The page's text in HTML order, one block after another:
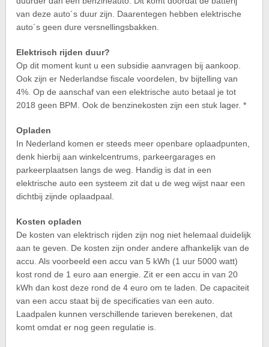
van deze auto´s duur zijn. Daarentegen hebben elektrische
auto´s geen dure versnellingsbakken.
Elektrisch rijden duur?
Op dit moment kunt u een subsidie aanvragen bij aankoop.
Ook zijn er Nederlandse fiscale voordelen, bv bijtelling van
4%. Op de aanschaf van een elektrische auto betaal je tot
2018 geen BPM. Ook de benzinekosten zijn een stuk lager. *
Opladen
In Nederland komen er steeds meer openbare oplaadpunten,
denk hierbij aan winkelcentrums, parkeergarages en
parkeerplaatsen langs de weg. Handig is dat in een
elektrische auto een systeem zit dat u de weg wijst naar een
dichtbij zijnde oplaadpaal.
Kosten opladen
De kosten van elektrisch rijden zijn nog niet helemaal duidelijk
aan te geven. De kosten zijn onder andere afhankelijk van de
accu. Als voorbeeld een accu van 5 kWh (1 uur 5000 watt)
kost rond de 1 euro aan energie. Zit er een accu in van 20
kWh dan kost deze rond de 4 euro om te laden. De capaciteit
van een accu staat bij de specificaties van een auto.
Laadpalen kunnen verschillende tarieven berekenen, dat
komt omdat er nog geen regulatie is.